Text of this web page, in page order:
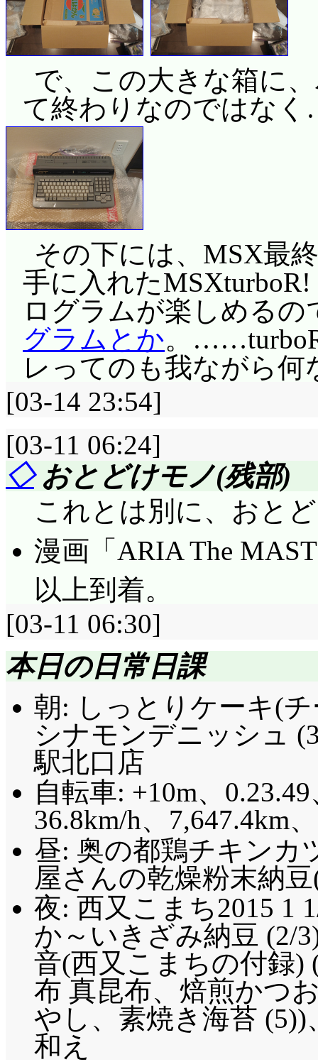
で、この大きな箱に
て終わりなのではな
その下には、MSX最
手に入れた
ログラムが楽しめるの
グラムとか。
レってのも我ながら
[03-14 23:54]
[03-11 06:24]
◇おとどけモノ(残部)
これとは別に、おと
漫画「ARIA The
以上到着。
[03-11 06:30]
本日の日常日課
朝: しっとりケーキ(
シナモンデニッシュ
駅北口店
自転車: +10m、
36.8km/h、7,647.4km
昼: 奥の都鶏チキンカ
屋さんの乾燥粉末納
夜: 西又こまち2015 1
か～いきざみ納豆 (2/
音(西又こまちの付録)
布 真昆布、焙煎かつ
やし、素焼き海苔
和え